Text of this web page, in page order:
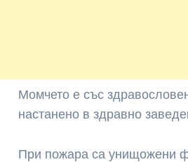
Момчето е със
настанено в здравно
При пожара са унищожени